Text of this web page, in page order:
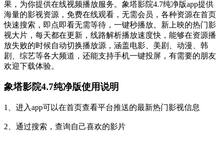
果，为你提供在线视频播放服务。象塔影院4.7纯净版app提供
海量的影视资源，免费在线观看，无需会员，各种资源在首页
快速搜索，即点即看无需等待，一键秒播放。新上映的热门影
视大片，每天都在更新，线路解析播放速度快，能够在资源播
放失败的时候自动切换播放源，涵盖电影、美剧、动漫、韩
剧、综艺等各大频道，还能支持手机一键投屏，有需要的朋友
欢迎下载体验。
象塔影院4.7纯净版使用说明
1、进入app可以在首页查看平台推送的最新热门影视信息
2、通过搜索，查询自己喜欢的影片